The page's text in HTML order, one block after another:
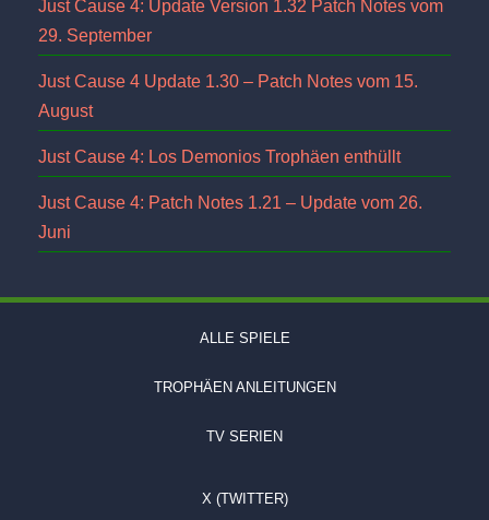
Just Cause 4: Update Version 1.32 Patch Notes vom
29. September
Just Cause 4 Update 1.30 – Patch Notes vom 15.
August
Just Cause 4: Los Demonios Trophäen enthüllt
Just Cause 4: Patch Notes 1.21 – Update vom 26.
Juni
ALLE SPIELE
TROPHÄEN ANLEITUNGEN
TV SERIEN
X (TWITTER)